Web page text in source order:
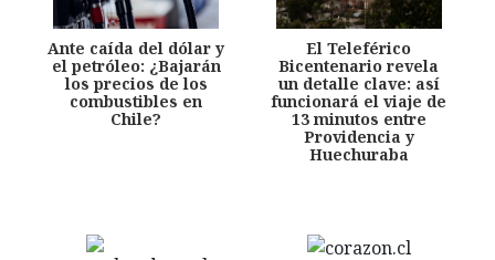
Ante caída del dólar y
el petróleo: ¿Bajarán
los precios de los
combustibles en
Chile?
El Teleférico
Bicentenario revela
un detalle clave: así
funcionará el viaje de
13 minutos entre
Providencia y
Huechuraba